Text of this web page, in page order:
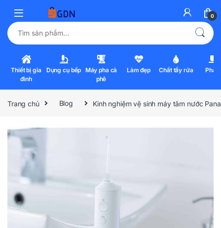
0
Tìm kiếm:
Thiết bị gia
đình
Dụng cụ bếp Máy pha cà
phê
Làm đẹp Chất tẩy rửa Pha
Trang chủ Blog Kinh nghiệm vệ sinh máy tăm nước